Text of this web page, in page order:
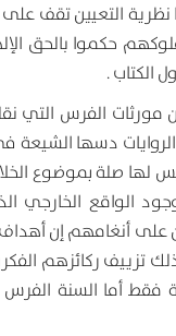
نظرية التعيين تقف
حكموا بالحق
الكتاب .
الفرس التي
دسها
لها صلة بموضوع
الواقع الخارجي
أنغامهم إن
ركائزهم
فقط أما السنة